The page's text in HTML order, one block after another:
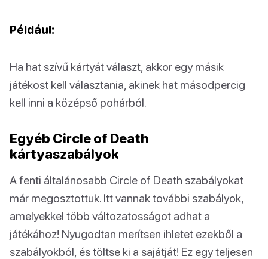
Például:
Ha hat szívű kártyát választ, akkor egy másik
játékost kell választania, akinek hat másodpercig
kell inni a középső pohárból.
Egyéb Circle of Death
kártyaszabályok
A fenti általánosabb Circle of Death szabályokat
már megosztottuk. Itt vannak további szabályok,
amelyekkel több változatosságot adhat a
játékához! Nyugodtan merítsen ihletet ezekből a
szabályokból, és töltse ki a sajátját! Ez egy teljesen